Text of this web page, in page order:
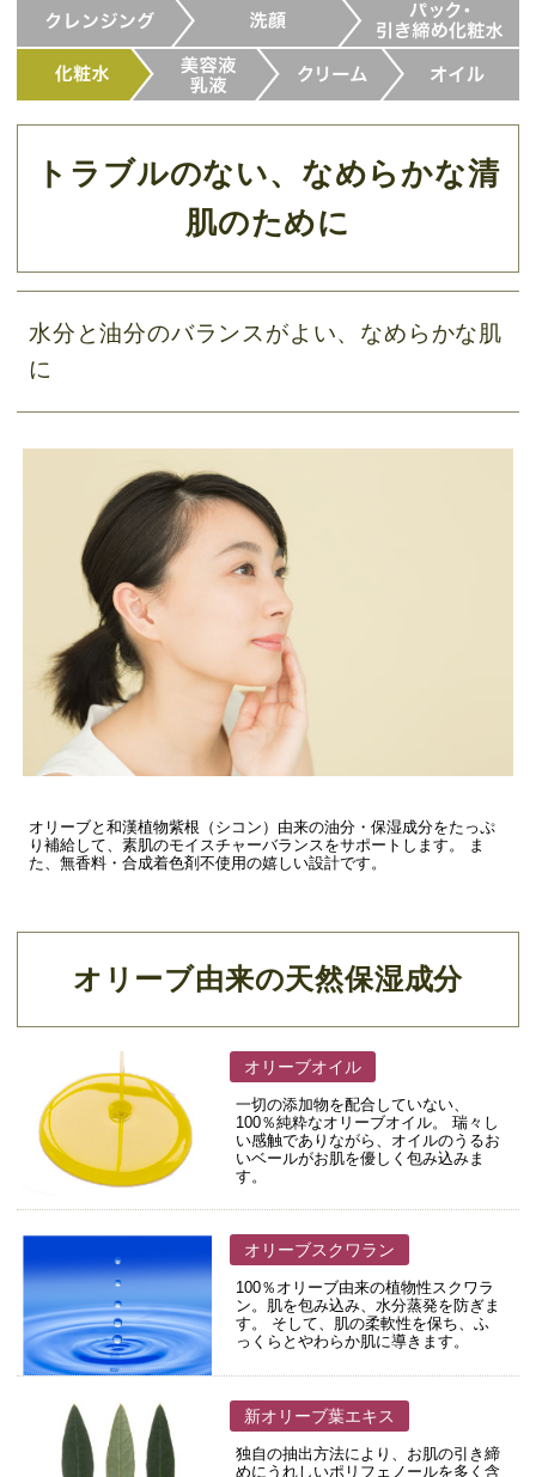
トラブルのない、なめらかな清
肌のために
水分と油分のバランスがよい、なめらかな肌
に
オリーブと和漢植物紫根（シコン）由来の油分・保湿成分をたっぷ
り補給して、素肌のモイスチャーバランスをサポートします。 ま
た、無香料・合成着色剤不使用の嬉しい設計です。
オリーブ由来の天然保湿成分
オリーブオイル
一切の添加物を配合していない、
100％純粋なオリーブオイル。 瑞々し
い感触でありながら、オイルのうるお
いベールがお肌を優しく包み込みま
す。
オリーブスクワラン
100％オリーブ由来の植物性スクワラ
ン。肌を包み込み、水分蒸発を防ぎま
す。 そして、肌の柔軟性を保ち、ふ
っくらとやわらか肌に導きます。
新オリーブ葉エキス
独自の抽出方法により、お肌の引き締
めにうれしいポリフェノールを多く含